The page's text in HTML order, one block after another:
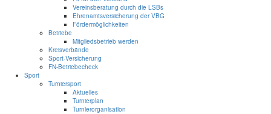
Vereinsberatung durch die LSBs
Ehrenamtsversicherung der VBG
Fördermöglichkeiten
Betriebe
Mitgliedsbetrieb werden
Kreisverbände
Sport-Versicherung
FN-Betriebecheck
Sport
Turniersport
Aktuelles
Turnierplan
Turnierorganisation